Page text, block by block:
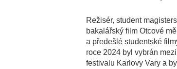
Režisér, student
bakalářský film Otcové
a předešlé studentské
roce 2024 byl vybrán
festivalu Karlovy Vary a